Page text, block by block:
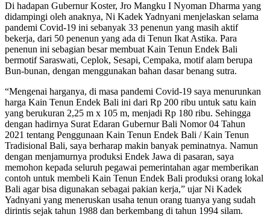
Di hadapan Gubernur Koster, Jro Mangku I Nyoman Dharma yang
didampingi oleh anaknya, Ni Kadek Yadnyani menjelaskan selama
pandemi Covid-19 ini sebanyak 33 penenun yang masih aktif
bekerja, dari 50 penenun yang ada di Tenun Ikat Astika. Para
penenun ini sebagian besar membuat Kain Tenun Endek Bali
bermotif Saraswati, Ceplok, Sesapi, Cempaka, motif alam berupa
Bun-bunan, dengan menggunakan bahan dasar benang sutra.
“Mengenai harganya, di masa pandemi Covid-19 saya menurunkan
harga Kain Tenun Endek Bali ini dari Rp 200 ribu untuk satu kain
yang berukuran 2,25 m x 105 m, menjadi Rp 180 ribu. Sehingga
dengan hadirnya Surat Edaran Gubernur Bali Nomor 04 Tahun
2021 tentang Penggunaan Kain Tenun Endek Bali / Kain Tenun
Tradisional Bali, saya berharap makin banyak peminatnya. Namun
dengan menjamurnya produksi Endek Jawa di pasaran, saya
memohon kepada seluruh pegawai pemerintahan agar memberikan
contoh untuk membeli Kain Tenun Endek Bali produksi orang lokal
Bali agar bisa digunakan sebagai pakian kerja,” ujar Ni Kadek
Yadnyani yang meneruskan usaha tenun orang tuanya yang sudah
dirintis sejak tahun 1988 dan berkembang di tahun 1994 silam.